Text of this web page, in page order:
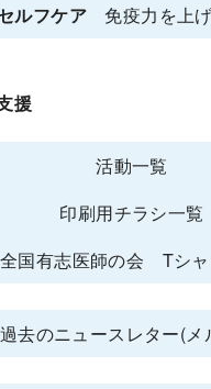
ルフケア 免疫力を上
援
活動一覧
印刷用チラシ一覧
全国有志医師の会 Tシ
過去のニュースレター(メ